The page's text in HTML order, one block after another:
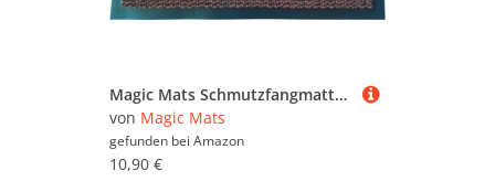
Magic Mats Schmutzfangmatte Türmatte Bern Farbe Terra ca. 40 x 60 cm
von Magic Mats
gefunden bei Amazon
10,90 €